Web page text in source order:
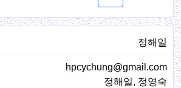
정해일
hpcychung@gmail.com
정해일, 정영숙